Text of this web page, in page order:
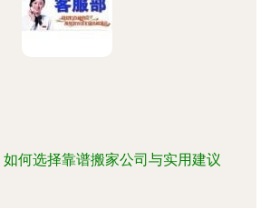
何选择靠谱搬家公司与实用建议